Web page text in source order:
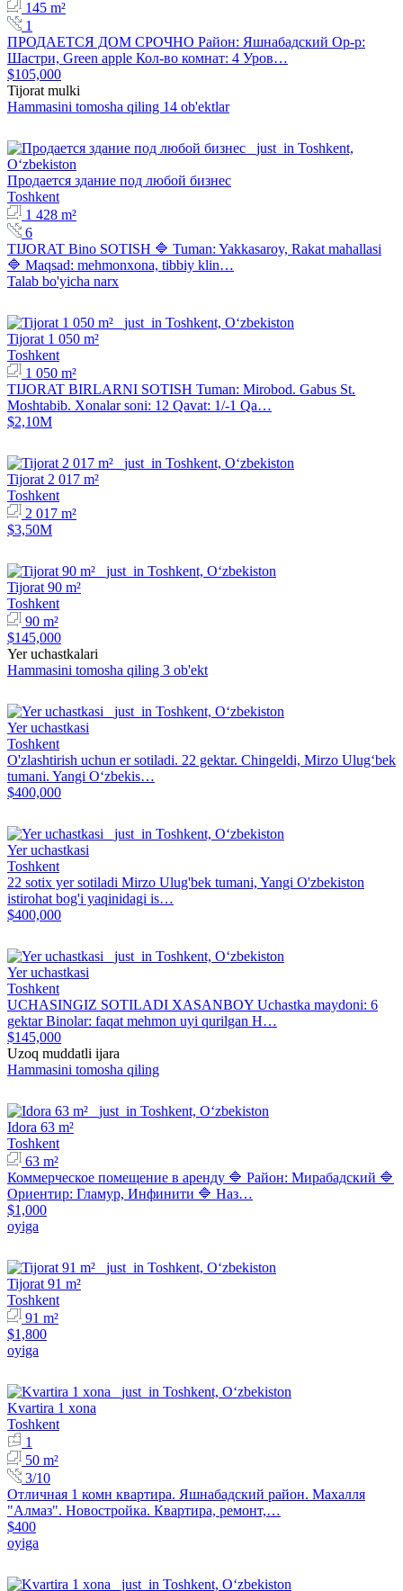
145 m²
1
ПРОДАЕТСЯ ДОМ СРОЧНО Район: Яшнабадский Ор-р:
Шастри, Green apple Кол-во комнат: 4 Уров…
$105,000
Tijorat mulki
Hammasini tomosha qiling 14 ob'ektlar
Продается здание под любой бизнес
Toshkent
1 428 m²
6
TIJORAT Bino SOTISH 🔷 Tuman: Yakkasaroy, Rakat mahallasi
🔷 Maqsad: mehmonxona, tibbiy klin…
Talab bo'yicha narx
Tijorat 1 050 m²
Toshkent
1 050 m²
TIJORAT BIRLARNI SOTISH Tuman: Mirobod. Gabus St.
Moshtabib. Xonalar soni: 12 Qavat: 1/-1 Qa…
$2,10M
Tijorat 2 017 m²
Toshkent
2 017 m²
$3,50M
Tijorat 90 m²
Toshkent
90 m²
$145,000
Yer uchastkalari
Hammasini tomosha qiling 3 ob'ekt
Yer uchastkasi
Toshkent
O'zlashtirish uchun er sotiladi. 22 gektar. Chingeldi, Mirzo Ulug‘bek
tumani. Yangi O‘zbekis…
$400,000
Yer uchastkasi
Toshkent
22 sotix yer sotiladi Mirzo Ulug'bek tumani, Yangi O'zbekiston
istirohat bog'i yaqinidagi is…
$400,000
Yer uchastkasi
Toshkent
UCHASINGIZ SOTILADI XASANBOY Uchastka maydoni: 6
gektar Binolar: faqat mehmon uyi qurilgan H…
$145,000
Uzoq muddatli ijara
Hammasini tomosha qiling
Idora 63 m²
Toshkent
63 m²
Коммерческое помещение в аренду 🔷 Район: Мирабадский 🔷
Ориентир: Гламур, Инфинити 🔷 Наз…
$1,000
oyiga
Tijorat 91 m²
Toshkent
91 m²
$1,800
oyiga
Kvartira 1 xona
Toshkent
1
50 m²
3/10
Отличная 1 комн квартира. Яшнабадский район. Махалля
"Алмаз". Новостройка. Квартира, ремонт,…
$400
oyiga